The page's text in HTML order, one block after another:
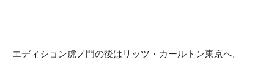
エディション虎ノ門の後はリッツ・カールトン東京へ。